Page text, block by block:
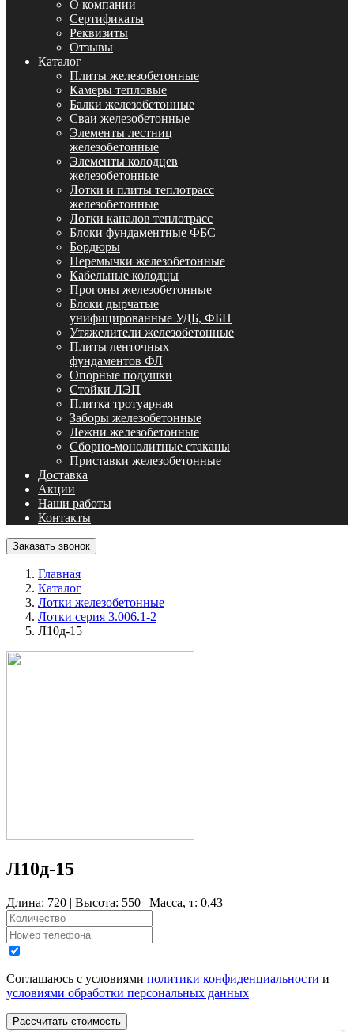
О компании
Сертификаты
Реквизиты
Отзывы
Каталог
Плиты железобетонные
Камеры тепловые
Балки железобетонные
Сваи железобетонные
Элементы лестниц
железобетонные
Элементы колодцев
железобетонные
Лотки и плиты теплотрасс
железобетонные
Лотки каналов теплотрасс
Блоки фундаментные ФБС
Бордюры
Перемычки железобетонные
Кабельные колодцы
Прогоны железобетонные
Блоки дырчатые
унифицированные УДБ, ФБП
Утяжелители железобетонные
Плиты ленточных
фундаментов ФЛ
Опорные подушки
Стойки ЛЭП
Плитка тротуарная
Заборы железобетонные
Лежни железобетонные
Сборно-монолитные стаканы
Приставки железобетонные
Доставка
Акции
Наши работы
Контакты
Заказать звонок
Главная
Каталог
Лотки железобетонные
Лотки серия 3.006.1-2
Л10д-15
Л10д-15
Длина: 720 | Высота: 550 | Масса, т: 0,43
Соглашаюсь с условиями политики конфиденциальности и
условиями обработки персональных данных
Рассчитать стоимость